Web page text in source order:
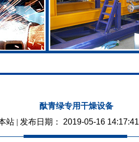
酞青绿专用干燥设备
站 | 发布日期： 2019-05-16 14:17:41